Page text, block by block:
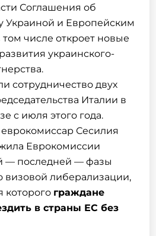
Соглашения об
Украиной и Европейским
числе откроет новые
украинского-
сотрудничество двух
Италии в
с июля этого года.
Сесилия
Еврокомиссии
— последней — фазы
визовой либерализации,
которого граждане
в страны ЕС без